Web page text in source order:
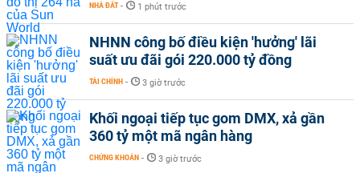
NHÀ ĐẤT - 1 phút trước
NHNN công bố điều kiện 'hưởng' lãi
suất ưu đãi gói 220.000 tỷ đồng
TÀI CHÍNH - 3 giờ trước
Khối ngoại tiếp tục gom DMX, xả gần
360 tỷ một mã ngân hàng
CHỨNG KHOÁN - 3 giờ trước